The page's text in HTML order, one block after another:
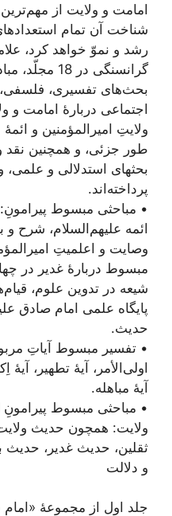
امامت و ولایت از
شناخت آن تمام
رشد و نموّ خواهد کرد،
گرانسنگی در
بحث‌های تفسیری، فلسفی،
اجتماعی دربارۀ امامت و
ولایتِ امیرالمؤمنین و
طور جزئی، و همچنین نقد
بحثهای استدلالی و
پرداخته‌اند.
• مباحثی مبسوط
ائمه علیهم‌السلام، شرح
وصایت و اعلمیتِ
مبسوط دربارۀ غدیر در
شیعه در تدوین علوم،
پایگاه علمی امام صادق
حدیث.
• تفسیر مبسوط آیاتِ
اولی‌الأمر، آیۀ تطهیر، آیۀ
آیۀ مباهله.
• مباحثی مبسوط پیرامونِ
ولایت: همچون حدیث
ثقلین، حدیث غدیر، حدیث
و دلالت
جلد اول از مجموعۀ